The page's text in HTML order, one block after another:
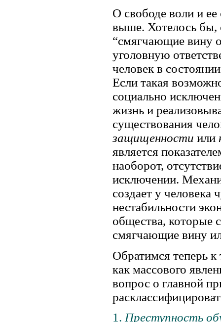
О свободе воли и
выше. Хотелось бы,
“смягчающие вину
уголовную
человек в
Если такая
социально
жизнь и
существования
защищенности или
является
наоборот,
исключении.
создает у человека
нестабильности
общества, которые
смягчающие вину
Обратимся теперь
как массового
вопрос о главной
1. Преступность